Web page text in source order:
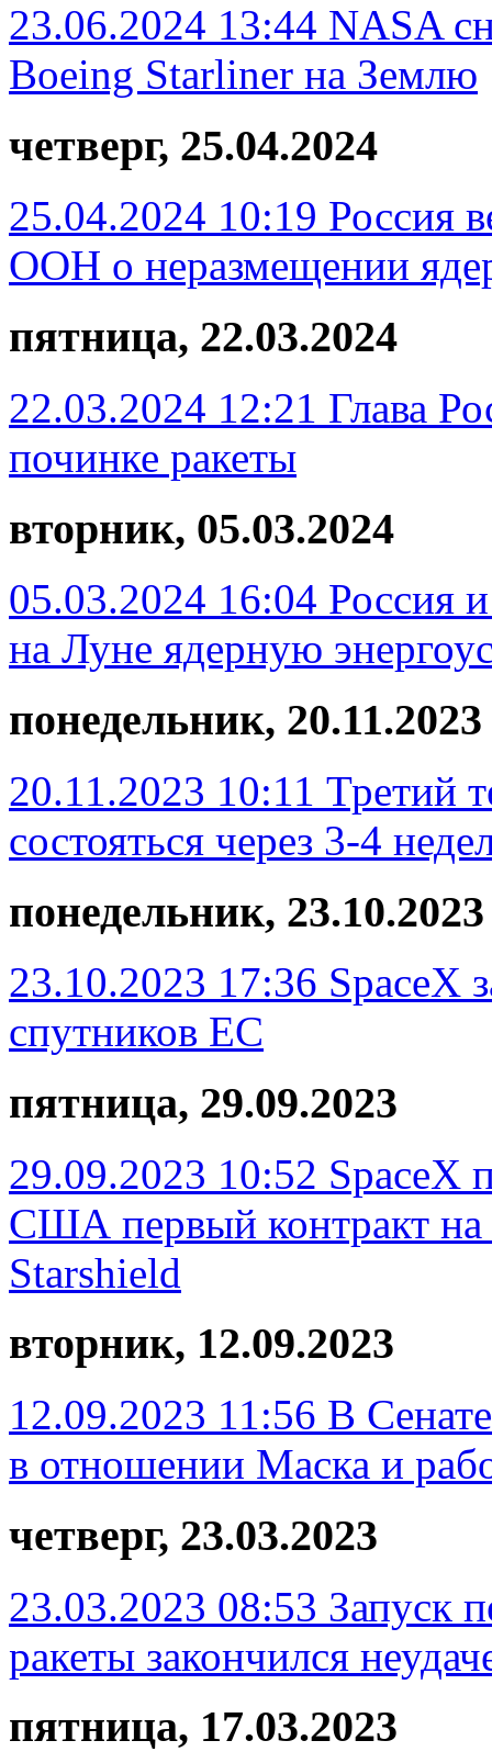
23.06.2024 13:44 NASA
Boeing Starliner на Землю
четверг, 25.04.2024
25.04.2024 10:19 Россия
ООН о неразмещении
пятница, 22.03.2024
22.03.2024 12:21 Глава
починке ракеты
вторник, 05.03.2024
05.03.2024 16:04 Россия
на Луне ядерную
понедельник, 20.11.2023
20.11.2023 10:11 Третий
состояться через 3-4
понедельник, 23.10.2023
23.10.2023 17:36 SpaceX
спутников ЕС
пятница, 29.09.2023
29.09.2023 10:52 SpaceX
США первый контракт на
Starshield
вторник, 12.09.2023
12.09.2023 11:56 В
в отношении Маска и
четверг, 23.03.2023
23.03.2023 08:53 Запуск
ракеты закончился
пятница, 17.03.2023